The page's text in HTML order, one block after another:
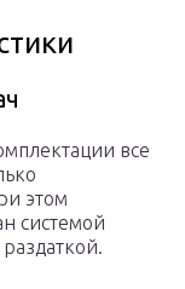
все
этом
системой